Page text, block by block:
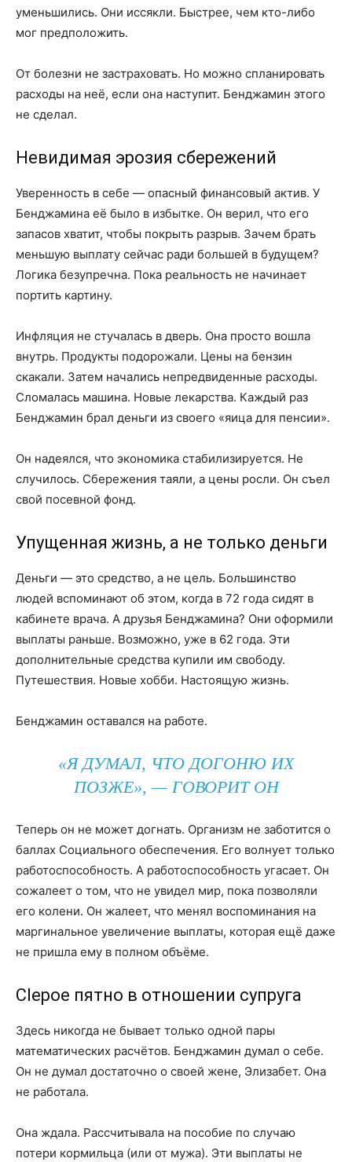
уменьшились. Они иссякли. Быстрее, чем кто-либо
мог предположить.
От болезни не застраховать. Но можно спланировать
расходы на неё, если она наступит. Бенджамин этого
не сделал.
Невидимая эрозия сбережений
Уверенность в себе — опасный финансовый актив. У
Бенджамина её было в избытке. Он верил, что его
запасов хватит, чтобы покрыть разрыв. Зачем брать
меньшую выплату сейчас ради большей в будущем?
Логика безупречна. Пока реальность не начинает
портить картину.
Инфляция не стучалась в дверь. Она просто вошла
внутрь. Продукты подорожали. Цены на бензин
скакали. Затем начались непредвиденные расходы.
Сломалась машина. Новые лекарства. Каждый раз
Бенджамин брал деньги из своего «яица для пенсии».
Он надеялся, что экономика стабилизируется. Не
случилось. Сбережения таяли, а цены росли. Он съел
свой посевной фонд.
Упущенная жизнь, а не только деньги
Деньги — это средство, а не цель. Большинство
людей вспоминают об этом, когда в 72 года сидят в
кабинете врача. А друзья Бенджамина? Они оформили
выплаты раньше. Возможно, уже в 62 года. Эти
дополнительные средства купили им свободу.
Путешествия. Новые хобби. Настоящую жизнь.
Бенджамин оставался на работе.
«Я ДУМАЛ, ЧТО ДОГОНЮ ИХ
ПОЗЖЕ», — ГОВОРИТ ОН
Теперь он не может догнать. Организм не заботится о
баллах Социального обеспечения. Его волнует только
работоспособность. А работоспособность угасает. Он
сожалеет о том, что не увидел мир, пока позволяли
его колени. Он жалеет, что менял воспоминания на
маргинальное увеличение выплаты, которая ещё даже
не пришла ему в полном объёме.
Сlepое пятно в отношении супруга
Здесь никогда не бывает только одной пары
математических расчётов. Бенджамин думал о себе.
Он не думал достаточно о своей жене, Элизабет. Она
не работала.
Она ждала. Рассчитывала на пособие по случаю
потери кормильца (или от мужа). Эти выплаты не